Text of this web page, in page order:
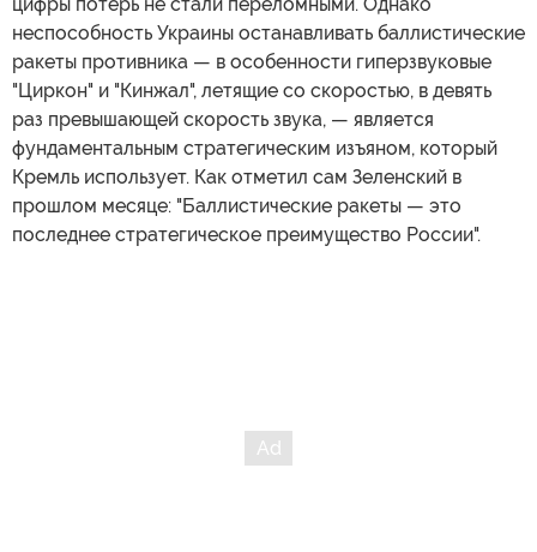
неспособность Украины останавливать баллистические
ракеты противника — в особенности гиперзвуковые
"Циркон" и "Кинжал", летящие со скоростью, в девять
раз превышающей скорость звука, — является
фундаментальным стратегическим изъяном, который
Кремль использует. Как отметил сам Зеленский в
прошлом месяце: "Баллистические ракеты — это
последнее стратегическое преимущество России".